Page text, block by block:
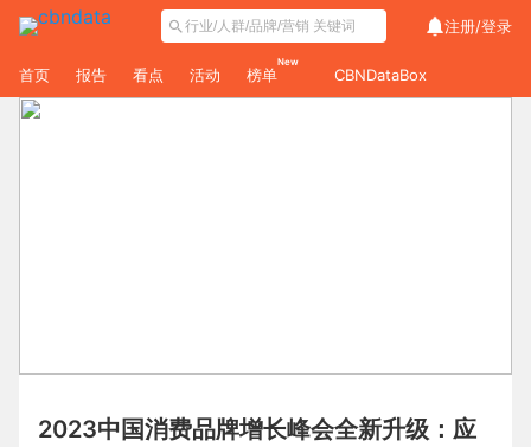
注册/登录
首页 报告 看点 活动 榜单
New
CBNDataBox
2023中国消费品牌增长峰会全新升级：应